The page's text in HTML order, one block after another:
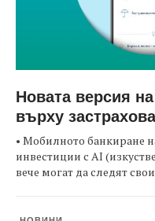
Новата версия
върху
• Мобилното банкиране
инвестиции с AI
вече могат да следят